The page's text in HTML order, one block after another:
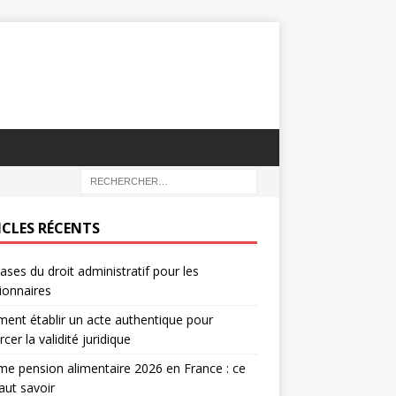
RÉCENTS
du droit administratif pour les
établir un acte authentique pour
la validité juridique
pension alimentaire 2026 en France : ce
savoir